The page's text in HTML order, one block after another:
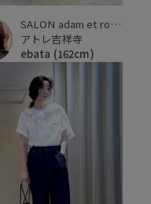
SALON adam et ropé
アトレ吉祥寺
ebata (162cm)